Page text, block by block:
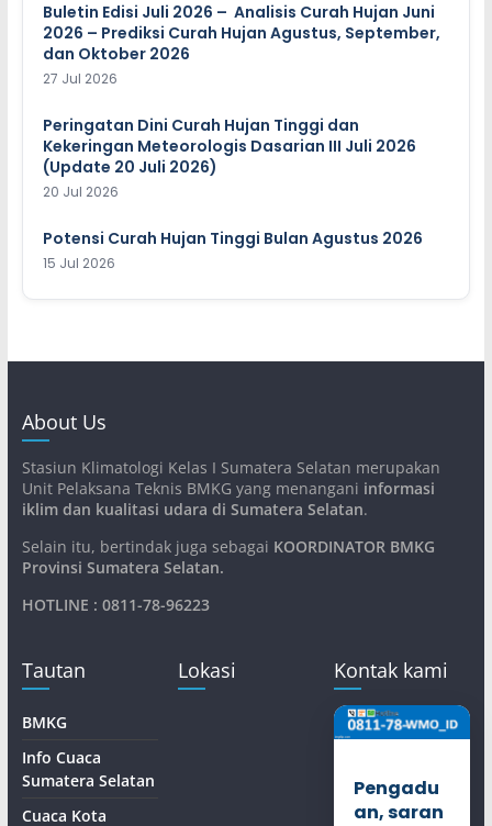
Buletin Edisi Juli 2026 – Analisis Curah Hujan Juni
2026 – Prediksi Curah Hujan Agustus, September,
dan Oktober 2026
27 Jul 2026
Peringatan Dini Curah Hujan Tinggi dan
Kekeringan Meteorologis Dasarian III Juli 2026
(Update 20 Juli 2026)
20 Jul 2026
Potensi Curah Hujan Tinggi Bulan Agustus 2026
15 Jul 2026
About Us
Stasiun Klimatologi Kelas I Sumatera Selatan merupakan
Unit Pelaksana Teknis BMKG yang menangani informasi
iklim dan kualitasi udara di Sumatera Selatan.
Selain itu, bertindak juga sebagai KOORDINATOR BMKG
Provinsi Sumatera Selatan.
HOTLINE : 0811-78-96223
Tautan
BMKG
Info Cuaca
Sumatera Selatan
Cuaca Kota
Lokasi Kontak kami
Pengadu
an, saran